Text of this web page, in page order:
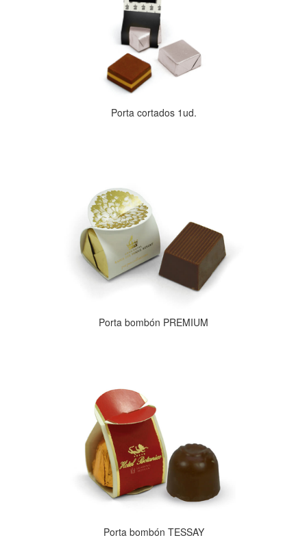
Porta cortados 1ud.
Porta bombón PREMIUM
Porta bombón TESSAY